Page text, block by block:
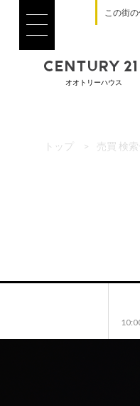
この街
オオトリーハウス
トップ > 売買 検索